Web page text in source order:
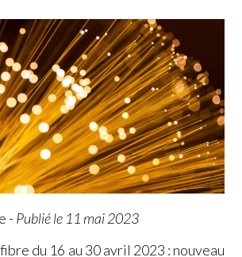
- Publié le 11 mai 2023
du 16 au 30 avril 2023 : nouveau